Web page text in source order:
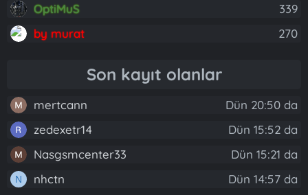
OptiMuS
339
by murat
270
Son kayıt olanlar
mertcann
Dün 20:50 da
zedexetr14
Dün 15:52 da
Nasgsmcenter33
Dün 15:21 da
N nhctn
Dün 14:57 da